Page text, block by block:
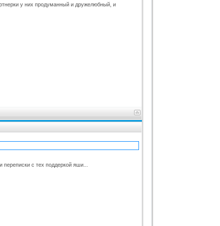
у них продуманный и дружелюбный, и
с тех поддеркой яши...